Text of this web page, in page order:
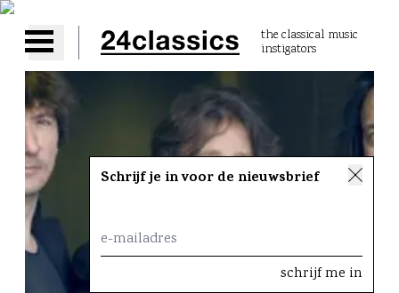
Open main menu
the classical music
instigators
Schrijf je in voor de nieuwsbrief